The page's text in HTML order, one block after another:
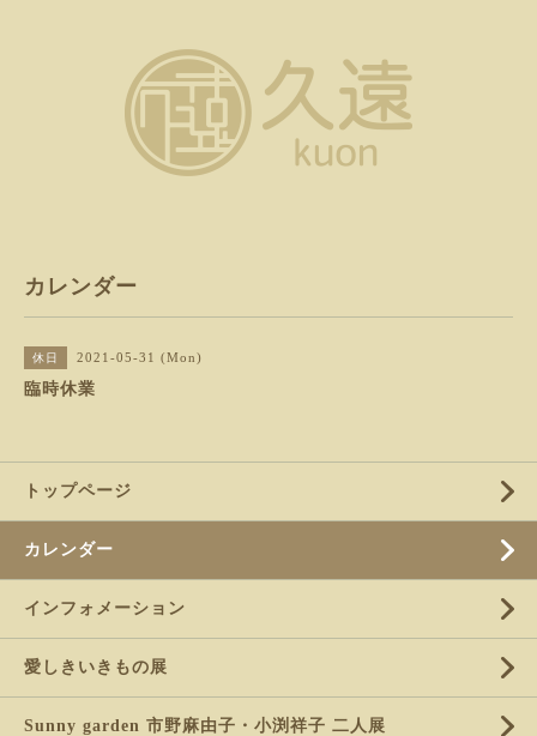
カレンダー
休日 2021-05-31 (Mon)
臨時休業
トップページ
カレンダー
インフォメーション
愛しきいきもの展
Sunny garden 市野麻由子・小渕祥子 二人展